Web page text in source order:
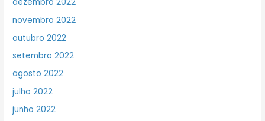
novembro 2022
outubro 2022
setembro 2022
agosto 2022
julho 2022
junho 2022